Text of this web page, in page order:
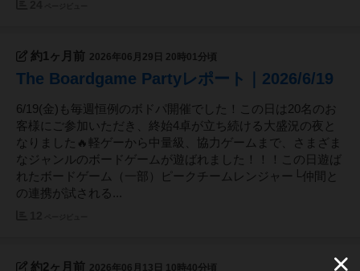
約1ヶ月前 2026年06月29日 20時01分頃
The Boardgame Partyレポート｜2026/6/19
6/19(金)も毎週恒例のボドパ開催でした！この日は20名のお
客様にご参加いただき、終始4卓が立ち続ける大盛況の夜と
なりました🔥軽ゲーから中量級、協力ゲームまで、さまざま
なジャンルのボードゲームが遊ばれました！！！この日遊ば
れたボードゲーム（一部）ピークチームレンジャー└仲間と
の連携が試される...
約2ヶ月前 2026年06月13日 10時40分頃